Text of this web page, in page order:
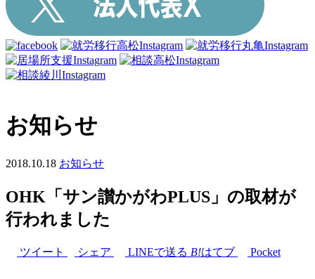
お知らせ
2018.10.18 お知らせ
OHK「サン讃かがわPLUS」の取材が
行われました
ツイート シェア LINEで送る B!はてブ Pocket